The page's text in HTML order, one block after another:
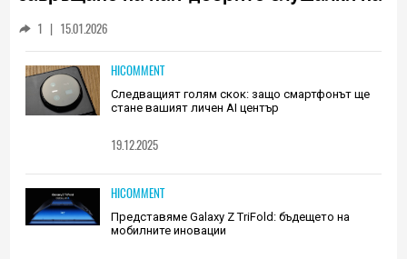
1 | 15.01.2026
HICOMMENT
Следващият голям скок: защо смартфонът ще
стане вашият личен AI център
19.12.2025
HICOMMENT
Представяме Galaxy Z TriFold: бъдещето на
мобилните иновации